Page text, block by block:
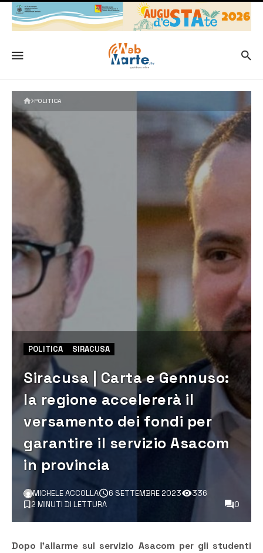
POLITICA
POLITICA SIRACUSA
Siracusa | Carta e Gennuso:
la regione accelererà il
versamento dei fondi per
garantire il servizio Asacom
in provincia
MICHELE ACCOLLA 6 SETTEMBRE 2023
336
2 MINUTI DI LETTURA
0
Dopo l’allarme sul servizio Asacom per gli studenti